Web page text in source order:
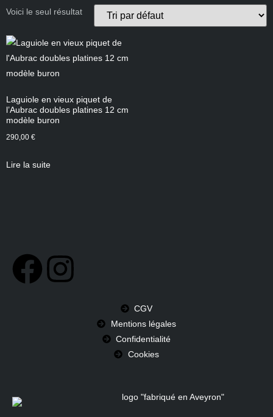
Voici le seul résultat
Laguiole en vieux piquet de
l’Aubrac doubles platines 12 cm
modèle buron
290,00 €
Lire la suite
CGV
Mentions légales
Confidentialité
Cookies